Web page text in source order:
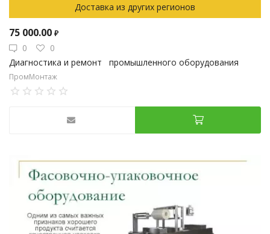
Доставка из других регионов
75 000.00 ₽
0
0
Диагностика и ремонт промышленного оборудования
ПромМонтаж